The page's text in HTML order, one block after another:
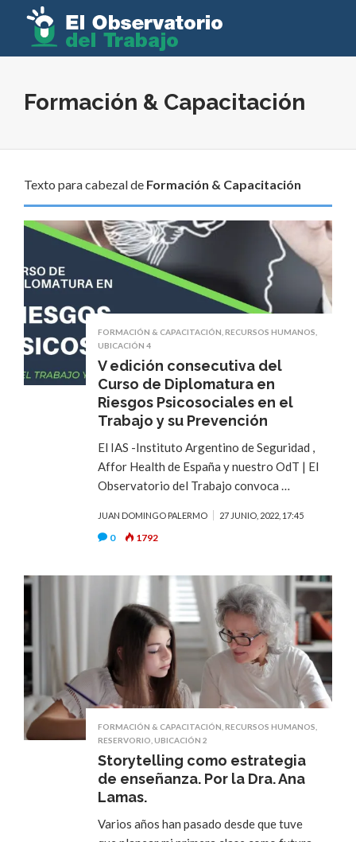
Formación & Capacitación
Texto para cabezal de Formación & Capacitación
FORMACIÓN & CAPACITACIÓN RECURSOS HUMANOS
UBICACIÓN 4
V edición consecutiva del
Curso de Diplomatura en
Riesgos Psicosociales en el
Trabajo y su Prevención
El IAS -Instituto Argentino de Seguridad ,
Affor Health de España y nuestro OdT | El
Observatorio del Trabajo convoca …
JUAN DOMINGO PALERMO 27 JUNIO, 2022, 17:45
0 1792
FORMACIÓN & CAPACITACIÓN RECURSOS HUMANOS
RESERVORIO UBICACIÓN 2
Storytelling como estrategia
de enseñanza. Por la Dra. Ana
Lamas.
Varios años han pasado desde que tuve